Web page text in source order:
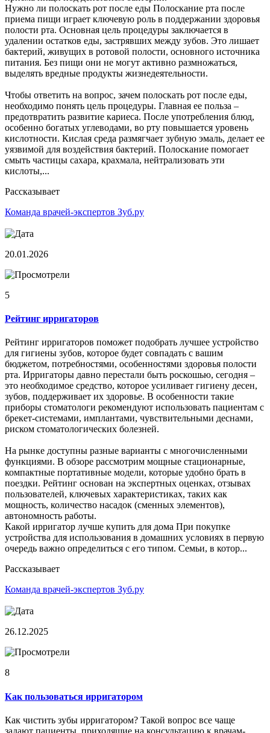
Нужно ли полоскать рот после еды Полоскание рта после
приема пищи играет ключевую роль в поддержании здоровья
полости рта. Основная цель процедуры заключается в
удалении остатков еды, застрявших между зубов. Это лишает
бактерий, живущих в ротовой полости, основного источника
питания. Без пищи они не могут активно размножаться,
выделять вредные продукты жизнедеятельности.
Чтобы ответить на вопрос, зачем полоскать рот после еды,
необходимо понять цель процедуры. Главная ее польза –
предотвратить развитие кариеса. После употребления блюд,
особенно богатых углеводами, во рту повышается уровень
кислотности. Кислая среда размягчает зубную эмаль, делает ее
уязвимой для воздействия бактерий. Полоскание помогает
смыть частицы сахара, крахмала, нейтрализовать эти
кислоты,...
Рассказывает
Команда врачей-экспертов Зуб.ру
20.01.2026
5
Рейтинг ирригаторов
Рейтинг ирригаторов поможет подобрать лучшее устройство
для гигиены зубов, которое будет совпадать с вашим
бюджетом, потребностями, особенностями здоровья полости
рта. Ирригаторы давно перестали быть роскошью, сегодня –
это необходимое средство, которое усиливает гигиену десен,
зубов, поддерживает их здоровье. В особенности такие
приборы стоматологи рекомендуют использовать пациентам с
брекет-системами, имплантами, чувствительными деснами,
риском стоматологических болезней.
На рынке доступны разные варианты с многочисленными
функциями. В обзоре рассмотрим мощные стационарные,
компактные портативные модели, которые удобно брать в
поездки. Рейтинг основан на экспертных оценках, отзывах
пользователей, ключевых характеристиках, таких как
мощность, количество насадок (сменных элементов),
автономность работы.
Какой ирригатор лучше купить для дома При покупке
устройства для использования в домашних условиях в первую
очередь важно определиться с его типом. Семьи, в котор...
Рассказывает
Команда врачей-экспертов Зуб.ру
26.12.2025
8
Как пользоваться ирригатором
Как чистить зубы ирригатором? Такой вопрос все чаще
задают пациенты, приходящие на консультацию к врачам-